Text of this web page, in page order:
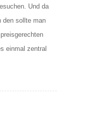
Und da
den sollte man
einmal zentral